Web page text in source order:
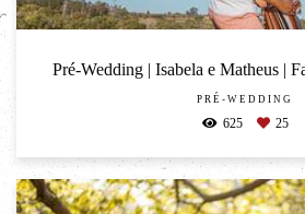
Pré-Wedding | Isabela e Matheus |
PRÉ-WEDDING
625 25